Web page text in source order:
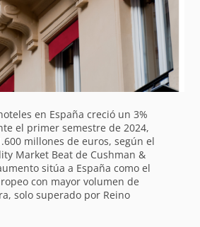
en España creció un 3%
el primer semestre de 2024,
millones de euros, según el
Market Beat de Cushman &
sitúa a España como el
con mayor volumen de
solo superado por Reino